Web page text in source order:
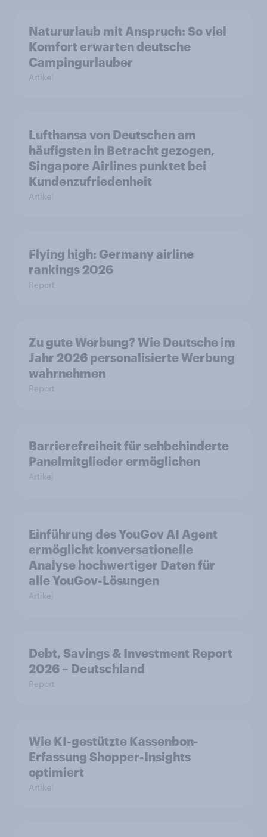
Natururlaub mit Anspruch: So viel
Komfort erwarten deutsche
Campingurlauber
Artikel
Lufthansa von Deutschen am
häufigsten in Betracht gezogen,
Singapore Airlines punktet bei
Kundenzufriedenheit
Artikel
Flying high: Germany airline
rankings 2026
Report
Zu gute Werbung? Wie Deutsche im
Jahr 2026 personalisierte Werbung
wahrnehmen
Report
Barrierefreiheit für sehbehinderte
Panelmitglieder ermöglichen
Artikel
Einführung des YouGov AI Agent
ermöglicht konversationelle
Analyse hochwertiger Daten für
alle YouGov-Lösungen
Artikel
Debt, Savings & Investment Report
2026 – Deutschland
Report
Wie KI-gestützte Kassenbon-
Erfassung Shopper-Insights
optimiert
Artikel